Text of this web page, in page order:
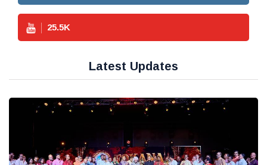
25.5K
Latest Updates